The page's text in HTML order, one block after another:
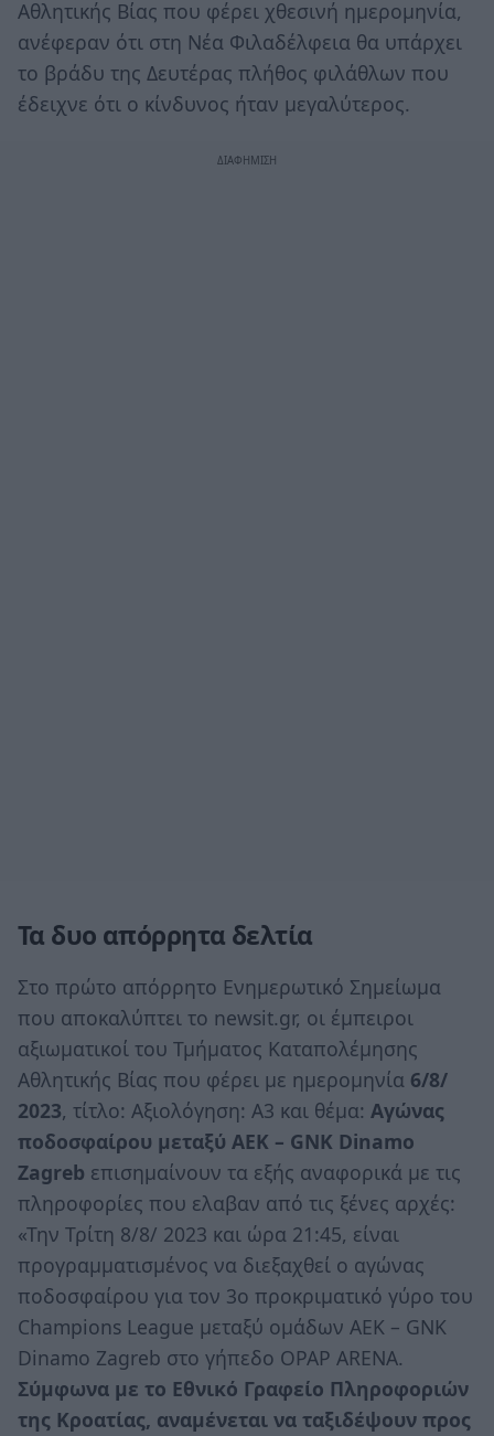
Αθλητικής Βίας που φέρει χθεσινή ημερομηνία,
ανέφεραν ότι στη Νέα Φιλαδέλφεια θα υπάρχει
το βράδυ της Δευτέρας πλήθος φιλάθλων που
έδειχνε ότι ο κίνδυνος ήταν μεγαλύτερος.
Τα δυο απόρρητα δελτία
Στο πρώτο απόρρητο Ενημερωτικό Σημείωμα
που αποκαλύπτει το newsit.gr, οι έμπειροι
αξιωματικοί του Τμήματος Καταπολέμησης
Αθλητικής Βίας που φέρει με ημερομηνία 6/8/
2023, τίτλο: Αξιολόγηση: Α3 και θέμα: Αγώνας
ποδοσφαίρου μεταξύ ΑΕΚ – GΝΚ Dinamo
Zagreb επισημαίνουν τα εξής αναφορικά με τις
πληροφορίες που ελαβαν από τις ξένες αρχές:
«Την Τρίτη 8/8/ 2023 και ώρα 21:45, είναι
προγραμματισμένος να διεξαχθεί ο αγώνας
ποδοσφαίρου για τον 3ο προκριματικό γύρο του
Champions League μεταξύ ομάδων ΑΕΚ – GΝΚ
Dinamo Zagreb στο γήπεδο OPAP ARENA.
Σύμφωνα με το Εθνικό Γραφείο Πληροφοριών
της Κροατίας, αναμένεται να ταξιδέψουν προς